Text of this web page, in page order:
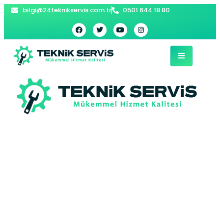
bilgi@24teknikservis.com.tr 0501 644 18 80